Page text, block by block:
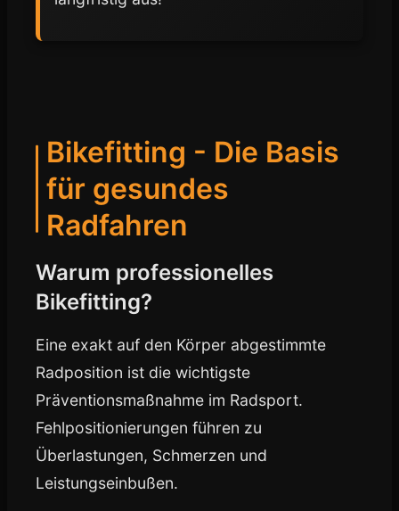
Bikefitting - Die Basis
für gesundes
Radfahren
Warum professionelles
Bikefitting?
Eine exakt auf den Körper abgestimmte
Radposition ist die wichtigste
Präventionsmaßnahme im Radsport.
Fehlpositionierungen führen zu
Überlastungen, Schmerzen und
Leistungseinbußen.